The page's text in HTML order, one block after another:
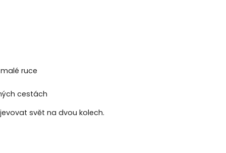
ruce
cestách
svět na dvou kolech.